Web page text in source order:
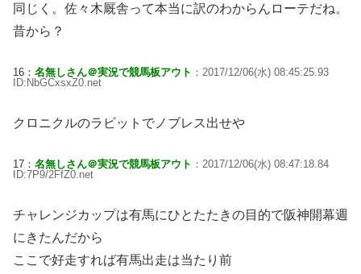
同じく。佐々木厩舎って本当に訳のわからんローテだね。
昔から？
16： 名無しさん＠実況で競馬板アウト ：2017/12/06(水) 08:45:25.93
ID:NbGCxsxZ0.net
クロニクルのラビットでノブレス出せや
17： 名無しさん＠実況で競馬板アウト ：2017/12/06(水) 08:47:18.84
ID:7P9/2FfZ0.net
チャレンジカップは有馬にひとたたきの目的で阪神開幕週
にきたんだから
ここで好走すれば有馬出走は当たり前